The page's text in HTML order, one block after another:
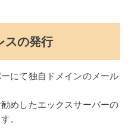
スの発行
にて独自ドメインのメール
めしたエックスサーバーの
。